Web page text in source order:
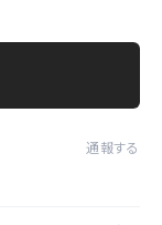
通報する